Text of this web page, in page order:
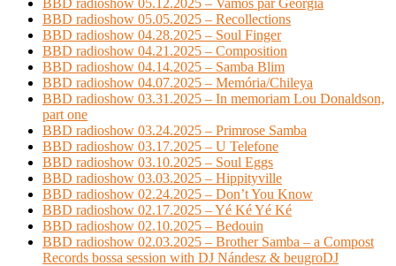
BBD radioshow 05.05.2025 – Recollections
BBD radioshow 04.28.2025 – Soul Finger
BBD radioshow 04.21.2025 – Composition
BBD radioshow 04.14.2025 – Samba Blim
BBD radioshow 04.07.2025 – Memória/Chileya
BBD radioshow 03.31.2025 – In memoriam Lou Donaldson,
part one
BBD radioshow 03.24.2025 – Primrose Samba
BBD radioshow 03.17.2025 – U Telefone
BBD radioshow 03.10.2025 – Soul Eggs
BBD radioshow 03.03.2025 – Hippityville
BBD radioshow 02.24.2025 – Don’t You Know
BBD radioshow 02.17.2025 – Yé Ké Yé Ké
BBD radioshow 02.10.2025 – Bedouin
BBD radioshow 02.03.2025 – Brother Samba – a Compost
Records bossa session with DJ Nándesz & beugroDJ